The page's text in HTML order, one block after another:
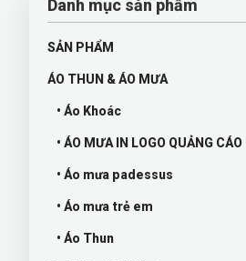
Danh mục sản phẩm
SẢN PHẨM
ÁO THUN & ÁO MƯA
• Áo Khoác
• ÁO MƯA IN LOGO QUẢNG CÁO
• Áo mưa padessus
• Áo mưa trẻ em
• Áo Thun